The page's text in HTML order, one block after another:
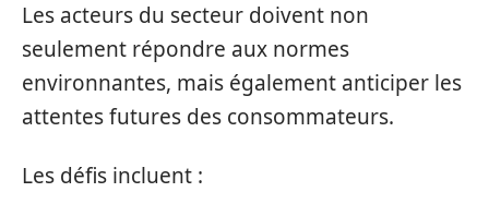
Les acteurs du secteur doivent non
seulement répondre aux normes
environnantes, mais également anticiper les
attentes futures des consommateurs.
Les défis incluent :